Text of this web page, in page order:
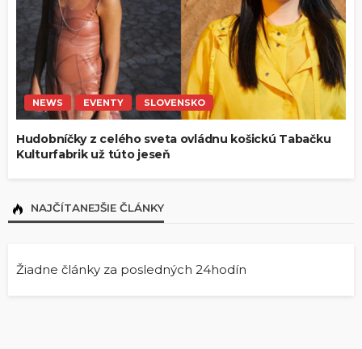
NEWS EVENTY SLOVENSKO
Hudobníčky z celého sveta ovládnu košickú Tabačku
Kulturfabrik už túto jeseň
NAJČÍTANEJŠIE ČLÁNKY
Žiadne články za posledných 24hodín